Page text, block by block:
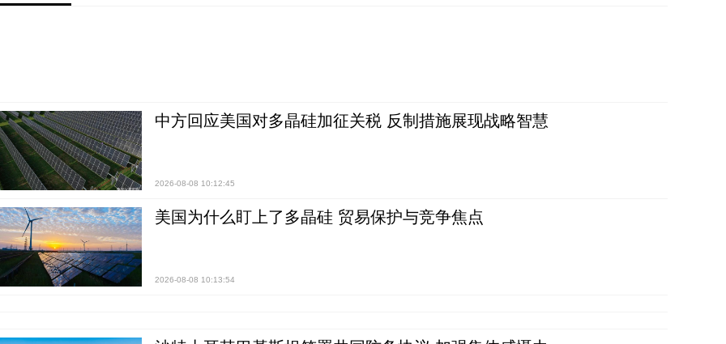
中方回应美国对多晶硅加征关税 反制措施展现战略智慧
2026-08-08 10:12:45
美国为什么盯上了多晶硅 贸易保护与竞争焦点
2026-08-08 10:13:54